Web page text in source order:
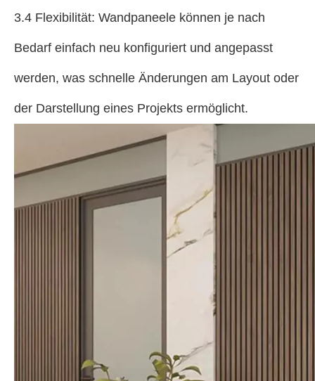
3.4 Flexibilität: Wandpaneele können je nach
Bedarf einfach neu konfiguriert und angepasst
werden, was schnelle Änderungen am Layout oder
der Darstellung eines Projekts ermöglicht.